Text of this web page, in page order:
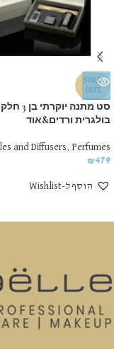
SOLD
OUT
סט מתנה יוקרתי
בולגרית ורדים&אוד
and Diffusers , Perfumes
₪479
הוסף ל-Wishlist